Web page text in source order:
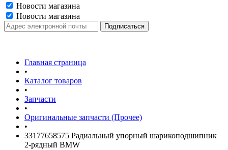
Новости магазина
Новости магазина
Главная страница
•
Каталог товаров
•
Запчасти
•
Оригинальные запчасти (Прочее)
•
33177658575 Радиальный упорный шарикоподшипник
2-рядный BMW